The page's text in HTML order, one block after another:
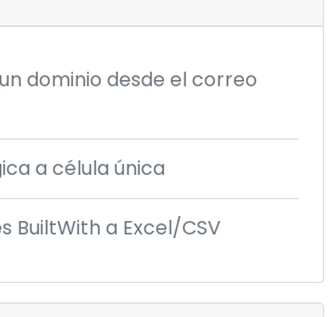
dominio desde el correo
a célula única
BuiltWith a Excel/CSV